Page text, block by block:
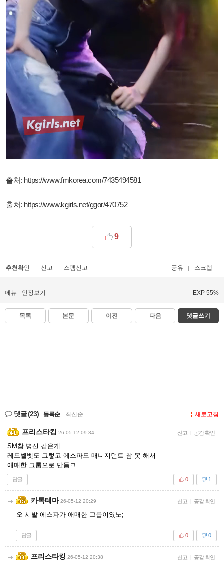
출처: https://www.fmkorea.com/7435494581
출처: https://www.kgirls.net/ggor/470752
9
추천확인 신고 스팸신고 공유 스크랩
메뉴 인장보기 EXP 55%
목록 본문 이전 다음 댓글쓰기
댓글(23) 등록순 최신순 새로고침
프리스타킹 26-05-12 09:34 신고 | 공감 확인
SM참 병신 같은게
레드벨벳도 그렇고 에스파도 매니지먼트 참 못 해서
애매한 그룹으로 만듬ㅋ
답글 1
0
카톡테마 26-05-12 20:29 신고 | 공감 확인
오 시발 에스파가 애매한 그룹이였노;
답글 0
0
프리스타킹 26-05-12 20:38 신고 | 공감 확인